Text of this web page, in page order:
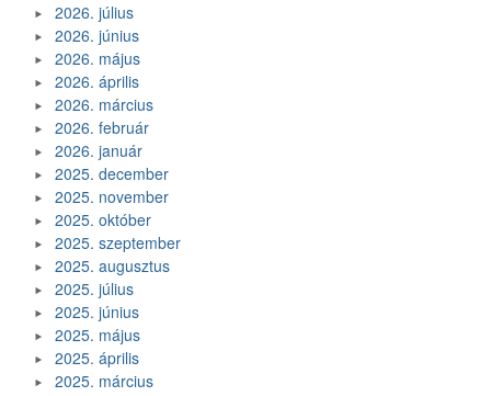
2026. július
2026. június
2026. május
2026. április
2026. március
2026. február
2026. január
2025. december
2025. november
2025. október
2025. szeptember
2025. augusztus
2025. július
2025. június
2025. május
2025. április
2025. március